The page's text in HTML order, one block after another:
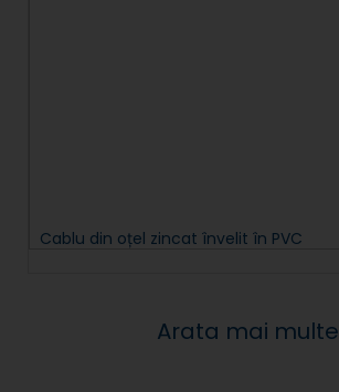
Cablu din oțel zincat învelit în PVC
Arata mai multe